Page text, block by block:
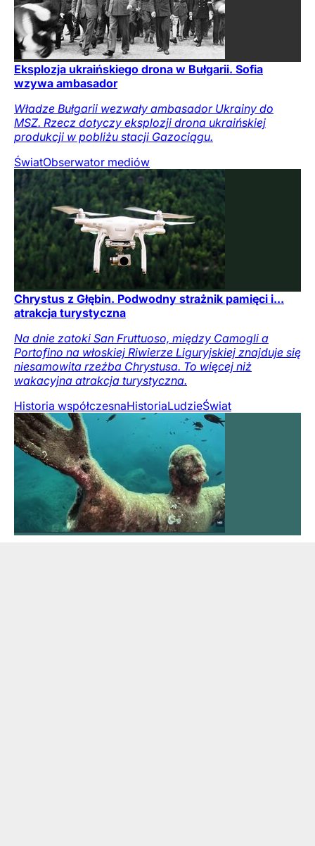
Eksplozja ukraińskiego drona w Bułgarii. Sofia
wzywa ambasador
Władze Bułgarii wezwały ambasador Ukrainy do
MSZ. Rzecz dotyczy eksplozji drona ukraińskiej
produkcji w pobliżu stacji Gazociągu.
ŚwiatObserwator mediów
Chrystus z Głębin. Podwodny strażnik pamięci i...
atrakcja turystyczna
Na dnie zatoki San Fruttuoso, między Camogli a
Portofino na włoskiej Riwierze Liguryjskiej znajduje się
niesamowita rzeźba Chrystusa. To więcej niż
wakacyjna atrakcja turystyczna.
Historia współczesnaHistoriaLudzieŚwiat